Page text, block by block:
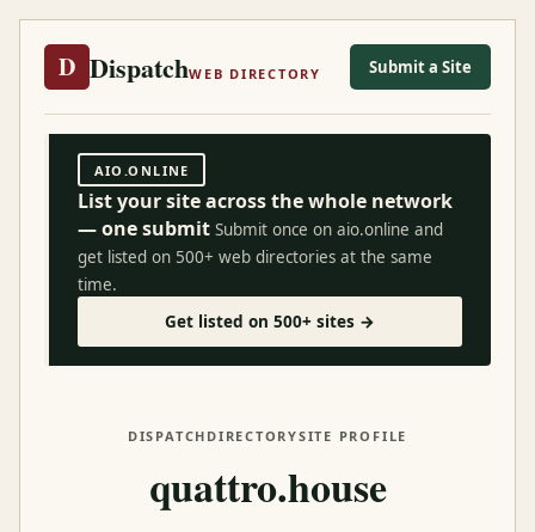
D DispatchWEB DIRECTORY Submit a Site
AIO.ONLINE
List your site across the whole network
— one submit Submit once on aio.online and
get listed on 500+ web directories at the same
time.
Get listed on 500+ sites →
DISPATCH DIRECTORYSITE PROFILE
quattro.house